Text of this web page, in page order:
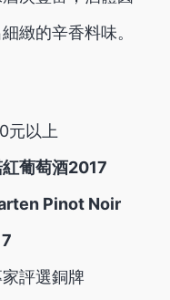
緻的辛香料味。
元以上
葡萄酒2017
Pinot Noir
評選銅牌